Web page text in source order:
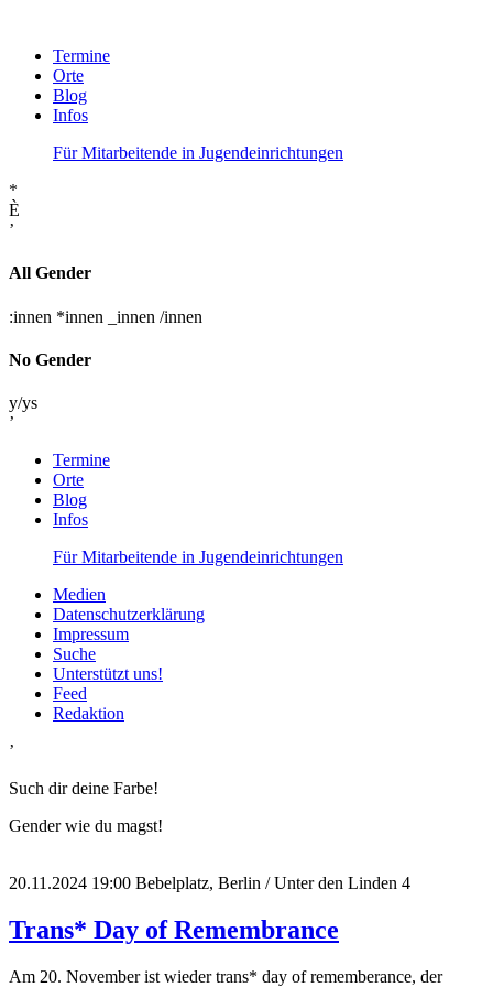
Termine
Orte
Blog
Infos
Für Mitarbeitende in Jugendeinrichtungen
*
È
’
All Gender
:innen *innen _innen /innen
No Gender
y/ys
’
Termine
Orte
Blog
Infos
Für Mitarbeitende in Jugendeinrichtungen
Medien
Datenschutzerklärung
Impressum
Suche
Unterstützt uns!
Feed
Redaktion
’
Such dir deine Farbe!
Gender wie du magst!
20.11.2024 19:00 Bebelplatz, Berlin / Unter den Linden 4
Trans* Day of Remembrance
Am 20. November ist wieder trans* day of rememberance, der